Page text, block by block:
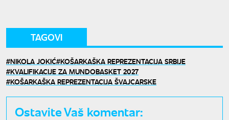
TAGOVI
NIKOLA JOKIĆ KOŠARKAŠKA REPREZENTACIJA SRBIJE
KVALIFIKACIJE ZA MUNDOBASKET 2027
KOŠARKAŠKA REPREZENTACIJA ŠVAJCARSKE
Ostavite Vaš komentar: